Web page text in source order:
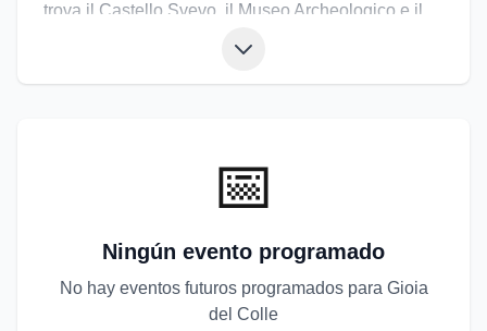
trova il Castello Svevo, il Museo Archeologico e il
estive. Gli eventi a Gioia del Colle sono l’occasione
perfetta per scoprire un paese dove storia, sapori e
📅
Ningún evento programado
No hay eventos futuros programados para Gioia
del Colle